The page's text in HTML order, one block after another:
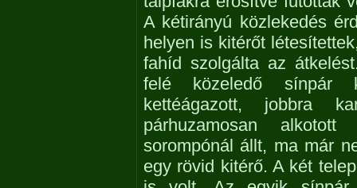
A kétirányú közlekedés
helyen is kitérőt
fahíd szolgálta az
felé közeledő sínpár
kettéágazott, jobbra
párhuzamosan
sorompónál állt, ma már
egy rövid kitérő. A két